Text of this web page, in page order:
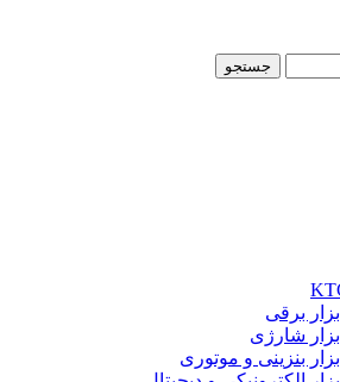
جستجو
ابزار برقی
ابزار شارژی
ابزار بنزینی و موتوری